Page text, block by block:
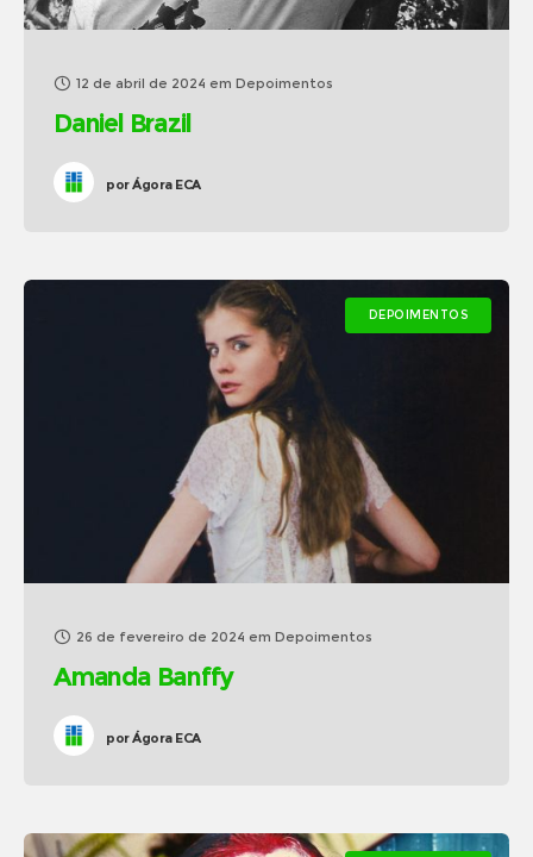
12 de abril de 2024 em Depoimentos
Daniel Brazil
porÁgora ECA
DEPOIMENTOS
26 de fevereiro de 2024 em Depoimentos
Amanda Banffy
porÁgora ECA